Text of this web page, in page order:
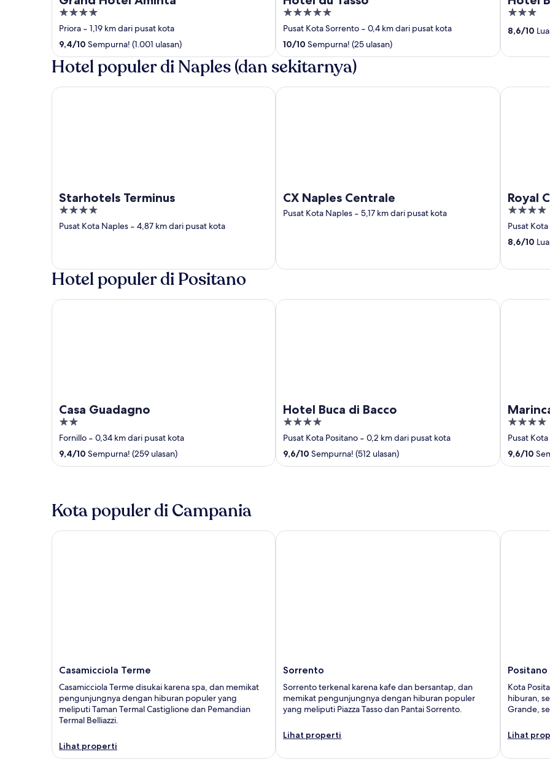
4
out
of
Priora ‐ 1,19 km dari pusat kota
9,4/10 Sempurna! (1.001 ulasan)
5
out
of
Pusat Kota Sorrento ‐ 0,4 km dari pusat kota
10/10 Sempurna! (25 ulasan)
3
out
of
8,6/10
Hotel populer di Naples (dan sekitarnya)
Starhotels Terminus
4
out
Pusat Kota Naples ‐ 4,87 km dari pusat kota
Starhotels Terminus
CX Naples Centrale
Pusat Kota Naples ‐ 5,17 km dari pusat kota
CX Naples Centrale
Royal
4
out
of
5
Pusat
8,6/10
Royal
Hotel populer di Positano
Casa Guadagno
2
out
of
Fornillo ‐ 0,34 km dari pusat kota
9,4/10 Sempurna! (259 ulasan)
Casa Guadagno
Hotel Buca di Bacco
4
out
of
Pusat Kota Positano ‐ 0,2 km dari pusat kota
9,6/10 Sempurna! (512 ulasan)
Hotel Buca di Bacco
4
out
of
Pusat
9,6/10
Marincanto
Kota populer di Campania
Casamicciola Terme
Casamicciola Terme disukai karena spa, dan memikat
pengunjungnya dengan hiburan populer yang
meliputi Taman Termal Castiglione dan Pemandian
Termal Belliazzi.
Lihat properti
Casamicciola Terme
Sorrento
Sorrento terkenal karena kafe dan bersantap, dan
memikat pengunjungnya dengan hiburan populer
yang meliputi Piazza Tasso dan Pantai Sorrento.
Lihat properti
Sorrento
Positano
Kota
hiburan,
Grande,
Lihat
Positano